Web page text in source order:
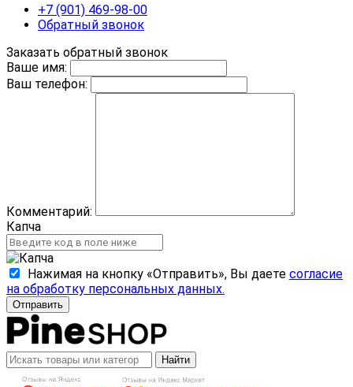
+7 (901) 469-98-00
Обратный звонок
Заказать обратный звонок
Ваше имя:
Ваш телефон:
Комментарий:
Капча
Нажимая на кнопку «Отправить», Вы даете согласие
на обработку персональных данных.
Отправить
Найти